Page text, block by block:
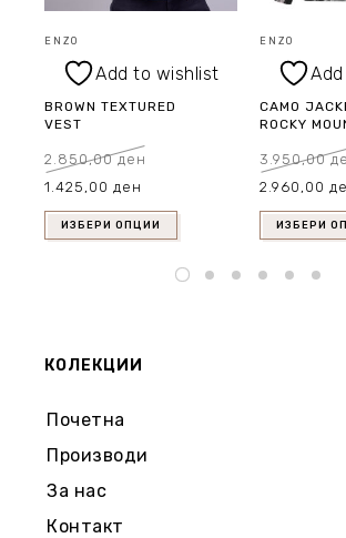
ENZO
Add to wishlist
BROWN TEXTURED
VEST
2.850,00ден
Original
price
2.850,00 ден.
1.425,00 ден
1.425,00 ден.
ИЗБЕРИ ОПЦИИ
ENZO
CAMO
ROCKY
3.950,00
Original
price
3.950,00
2.960,00
ИЗБЕРИ
КОЛЕКЦИИ
Почетна
Производи
За нас
Контакт